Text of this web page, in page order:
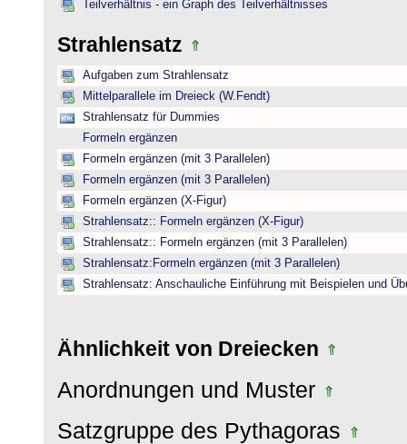
Teilverhältnis - ein Graph des Teilverhältnisses
Strahlensatz
Aufgaben zum Strahlensatz
Mittelparallele im Dreieck (W.Fendt)
Strahlensatz für Dummies
Formeln ergänzen
Formeln ergänzen (mit 3 Parallelen)
Formeln ergänzen (mit 3 Parallelen)
Formeln ergänzen (X-Figur)
Strahlensatz:: Formeln ergänzen (X-Figur)
Strahlensatz:: Formeln ergänzen (mit 3 Parallelen)
Strahlensatz:Formeln ergänzen (mit 3 Parallelen)
Strahlensatz: Anschauliche Einführung mit Beispielen und
Ähnlichkeit von Dreiecken
Anordnungen und Muster
Satzgruppe des Pythagoras